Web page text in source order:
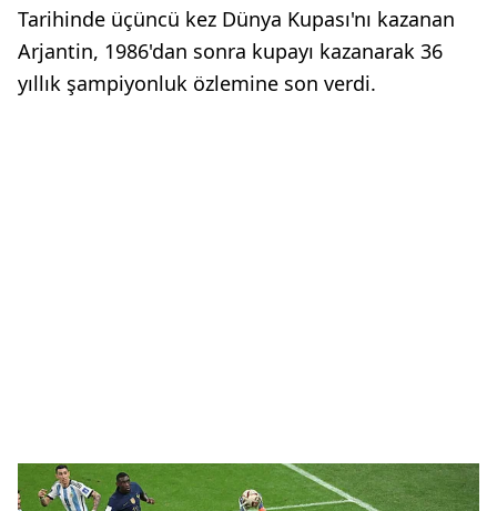
Tarihinde üçüncü kez Dünya Kupası'nı kazanan
Arjantin, 1986'dan sonra kupayı kazanarak 36
yıllık şampiyonluk özlemine son verdi.